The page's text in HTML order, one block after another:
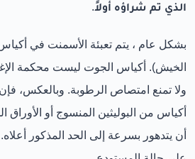
الذي تم شراؤه أولاً.
بشكل عام ، يتم تعبئة الأسمنت في
الخيش). أكياس الجوت ليست محكمة
ولا تمنع امتصاص الرطوبة. وبالعكس،
أكياس من البوليثين المنسوج أو
أن يتدهور بسرعة إلى الحد المذكور